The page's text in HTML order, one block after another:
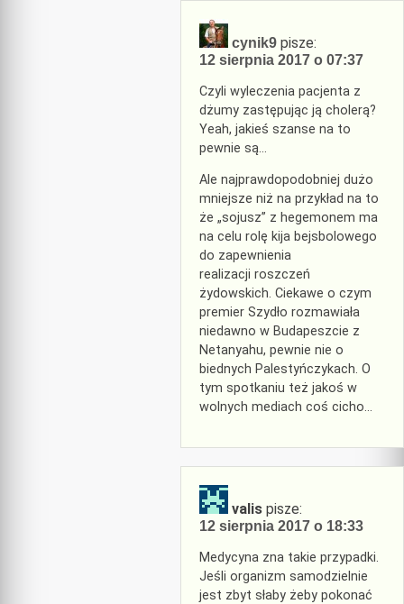
cynik9 pisze:
12 sierpnia 2017 o 07:37
Czyli wyleczenia pacjenta z
dżumy zastępując ją cholerą?
Yeah, jakieś szanse na to
pewnie są…
Ale najprawdopodobniej dużo
mniejsze niż na przykład na to
że „sojusz” z hegemonem ma
na celu rolę kija bejsbolowego
do zapewnienia
realizacji roszczeń
żydowskich. Ciekawe o czym
premier Szydło rozmawiała
niedawno w Budapeszcie z
Netanyahu, pewnie nie o
biednych Palestyńczykach. O
tym spotkaniu też jakoś w
wolnych mediach coś cicho…
valis pisze:
12 sierpnia 2017 o 18:33
Medycyna zna takie przypadki.
Jeśli organizm samodzielnie
jest zbyt słaby żeby pokonać